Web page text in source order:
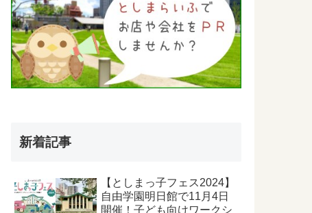
新着記事
【としまっ子フェス2024】
自由学園明日館で11月4日
開催！子ども向けワークシ